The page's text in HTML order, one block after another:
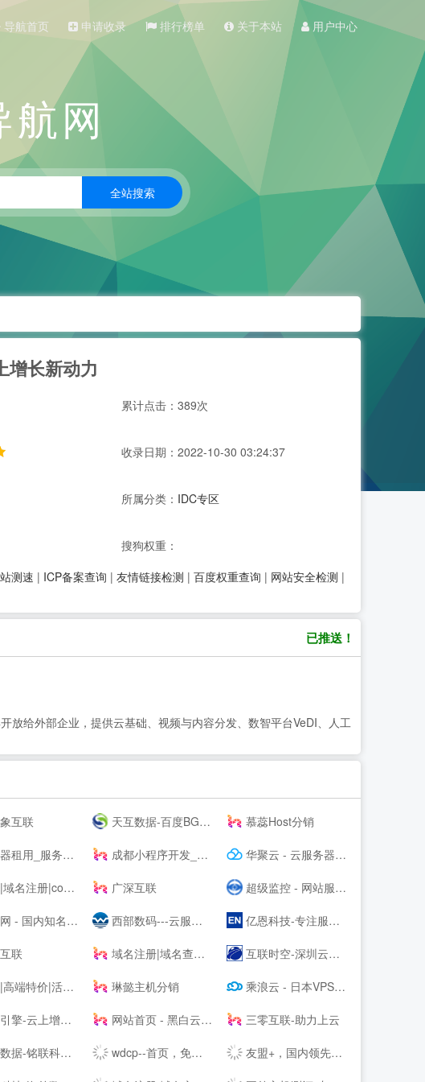
导航首页 申请收录 排行榜单 关于本站 用户中心
网
增长新动力
累计点击：389次
收录日期：2022-10-30 03:24:37
所属分类： IDC专区
搜狗权重：
测速 | ICP备案查询 | 友情链接检测 | 百度权重查询 | 网站安全检测 |
已推送！
放给外部企业，提供云基础、视频与内容分发、数智平台VeDI、人工
互联 天互数据-百度BGP高防机房与云服务器租用托管服务中心！ 慕蕊Host分销
器托管_虚拟主机_云主机_vps-紫田网络 成都小程序开发_网站建设_小程序制作_自助建站_软件开发 - ⎛赤七互联⎞ 华聚云 - 云服务器租用提供商
名|vip域名|pw域名|优质域名|无限空间|免费试用|ssl证书|-飞凤互联 广深互联 超级监控 - 网站服务器数据监控服务商
的网站交易、源码交易、域名交易服务中心 西部数码---云服务器-虚拟主机-域名注册,20年知名云服务商！ 亿恩科技-专注服务器托管22年
联 域名注册|域名查询|域名申请|虚拟主机|企业邮箱|网站建设|云主机|网站安全证书|CA证书|尽在阳光互联 互联时空-深圳云主机,云服务器租用,深圳H5网站建设,域名注册,企业建站,小程序制作,服务器租用
机| 无套路|续费同价|等主机服务器产品 - 飞凤互联 琳懿主机分销 乘浪云 - 日本VPS_美国VPS_香港云主机_美国服务器_Linode日本东京
-云上增长新动力 网站首页 - 黑白云-用心服务 三零互联-助力上云
云服务器、虚拟主机、服务器租用托管服务提供商-桔子数据 wdcp--首页，免费好用易用的Linux服务器云主机管理系统面板 友盟+，国内领先的开发者服务及数据智能服务商